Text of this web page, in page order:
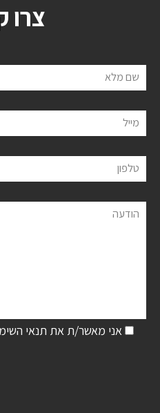
צרו
שם מלא
מייל
טלפון
הודעה
אני מאשר/ת את תנאי